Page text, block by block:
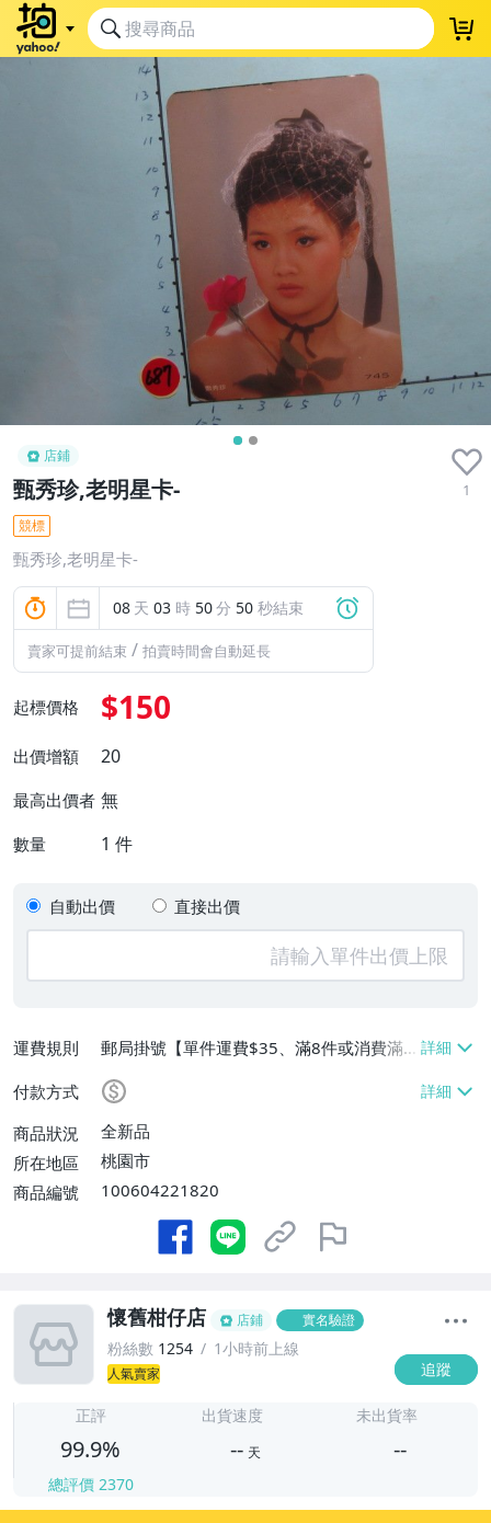
店鋪
甄秀珍,老明星卡- 1
競標
甄秀珍,老明星卡-
08 天 03 時 50分 49 秒結束
賣家可提前結束 / 拍賣時間會自動延長
起標價格 $150
出價增額 20
最高出價者 無
數量 1 件
自動出價 直接出價
運費規則
郵局掛號【單件運費$35、滿8件或消費滿
$3500免運費】
付款方式
商品狀況
全新品
所在地區
桃園市
商品編號
100604221820
懷舊柑仔店 店鋪 實名驗證
粉絲數 1254 1小時前上線
人氣賣家 追蹤
正評
99.9%
總評價 2370
出貨速度
-- 天
未出貨率
--